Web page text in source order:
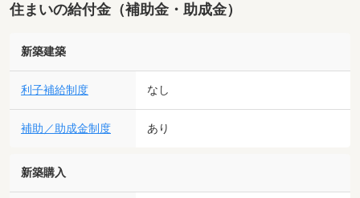
住まいの給付金（補助金・助成金）
新築建築
利子補給制度 なし
補助／助成金制度 あり
新築購入